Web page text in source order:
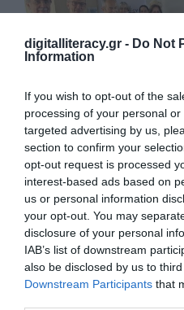
digitalliteracy.gr - Do Not
Information
If you wish to opt-out of the
processing of your personal
targeted advertising by us,
section to confirm your
opt-out request is processed
interest-based ads based on
us or personal information
your opt-out. You may
disclosure of your personal
IAB’s list of downstream
also be disclosed by us to
Downstream Participants that
Εκπαίδευση στην
Δήμο Αλίμου
Υψηλή συμμετοχή, έντονο
από τους εργαζομένους στις